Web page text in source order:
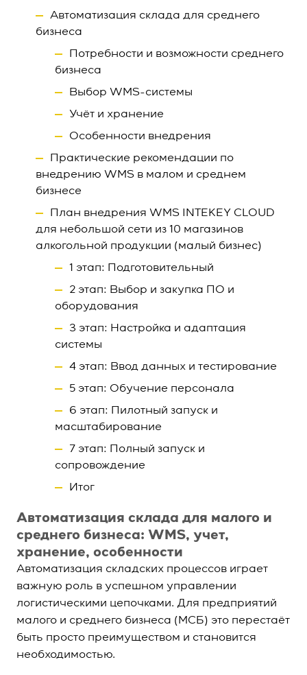
Автоматизация склада для среднего
бизнеса
Потребности и возможности среднего
бизнеса
Выбор WMS-системы
Учёт и хранение
Особенности внедрения
Практические рекомендации по
внедрению WMS в малом и среднем
бизнесе
План внедрения WMS INTEKEY CLOUD
для небольшой сети из 10 магазинов
алкогольной продукции (малый бизнес)
1 этап: Подготовительный
2 этап: Выбор и закупка ПО и
оборудования
3 этап: Настройка и адаптация
системы
4 этап: Ввод данных и тестирование
5 этап: Обучение персонала
6 этап: Пилотный запуск и
масштабирование
7 этап: Полный запуск и
сопровождение
Итог
Автоматизация склада для малого и
среднего бизнеса: WMS, учет,
хранение, особенности
Автоматизация складских процессов играет
важную роль в успешном управлении
логистическими цепочками. Для предприятий
малого и среднего бизнеса (МСБ) это перестаёт
быть просто преимуществом и становится
необходимостью.